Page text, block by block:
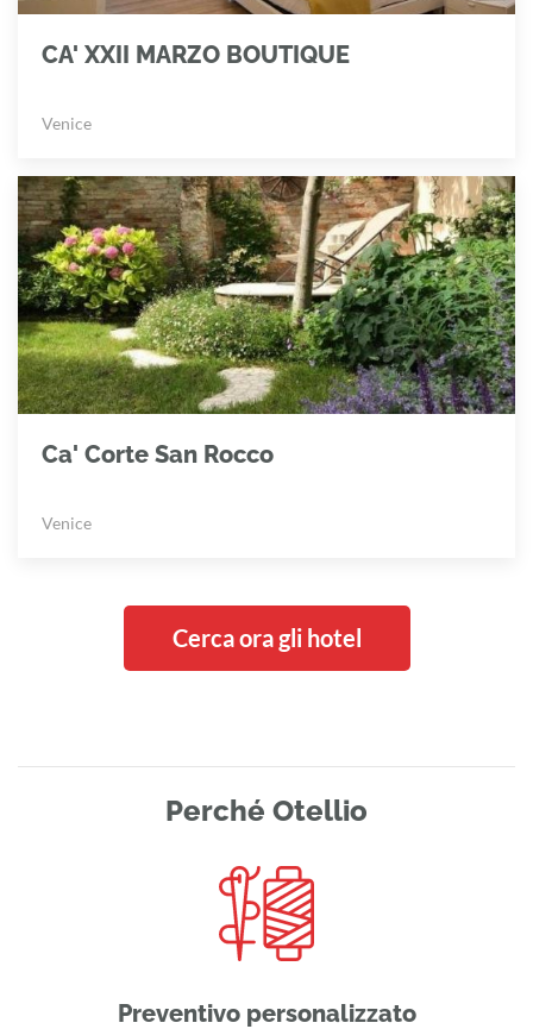
CA' XXII MARZO BOUTIQUE
Venice
Ca' Corte San Rocco
Venice
Cerca ora gli hotel
Perché Otellio
Preventivo personalizzato